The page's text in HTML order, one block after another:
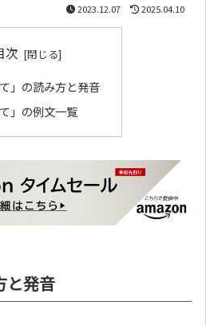
2023.12.07 2025.04.10
次
て」の読み方と発音
て」の例文一覧
と発音